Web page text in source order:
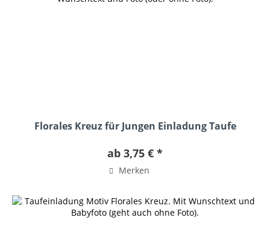
Florales Kreuz für Jungen Einladung Taufe
ab 3,75 € *
Merken